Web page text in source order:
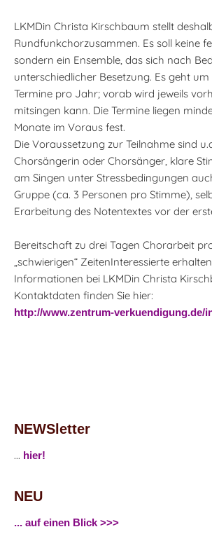
LKMDin Christa Kirschbaum stellt
Rundfunkchorzusammen. Es soll keine
sondern ein Ensemble, das sich nach
unterschiedlicher Besetzung. Es geht um
Termine pro Jahr; vorab wird jeweils
mitsingen kann. Die Termine liegen
Monate im Voraus fest.
Die Voraussetzung zur Teilnahme sind
Chorsängerin oder Chorsänger, klare
am Singen unter Stressbedingungen
Gruppe (ca. 3 Personen pro Stimme),
Erarbeitung des Notentextes vor der
Bereitschaft zu drei Tagen Chorarbeit
„schwierigen“ ZeitenInteressierte
Informationen bei LKMDin Christa
Kontaktdaten finden Sie hier:
http://www.zentrum-verkuendigung.de/
NEWSletter
... hier!
NEU
... auf einen Blick >>>